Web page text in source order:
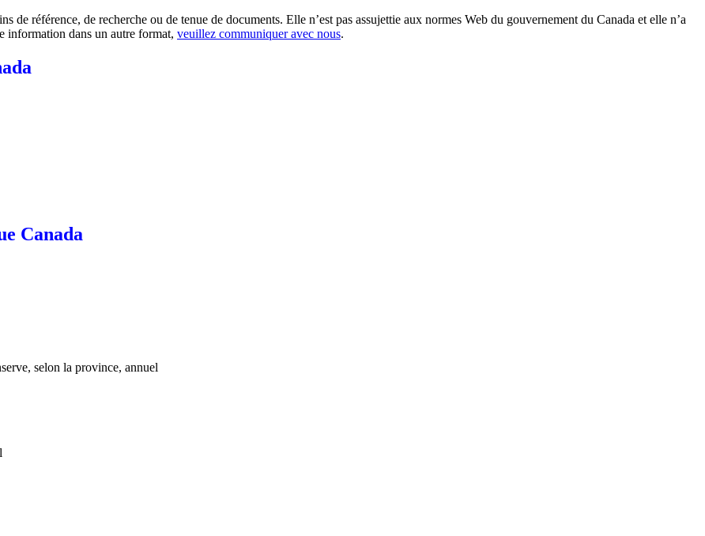
de référence, de recherche ou de tenue de documents. Elle n’est pas assujettie aux normes Web du gouvernement du Canada et elle n’a
information dans un autre format, veuillez communiquer avec nous.
Canada
selon la province, annuel